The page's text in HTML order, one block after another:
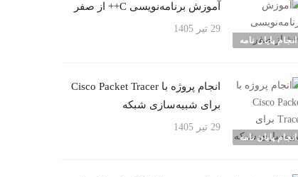
انجام پایان نامه
آموزش برنامه‌نویسی C++ از صفر
29 تیر 1405
انجام پایان نامه
انجام پروژه با Cisco Packet Tracer
برای شبیه‌سازی شبکه
29 تیر 1405